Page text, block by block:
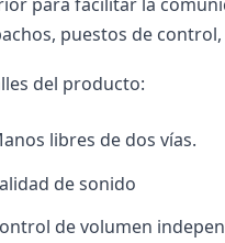
puestos de
del producto:
libres de dos vías.
de sonido
de volumen